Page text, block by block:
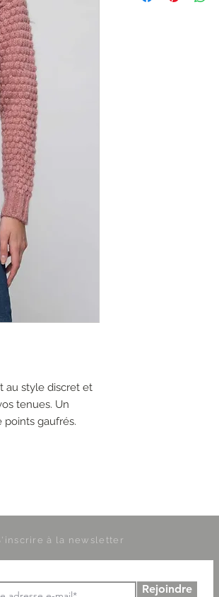
au style discret et
tenues. Un
gaufrés.
à la newsletter
Rejoindre